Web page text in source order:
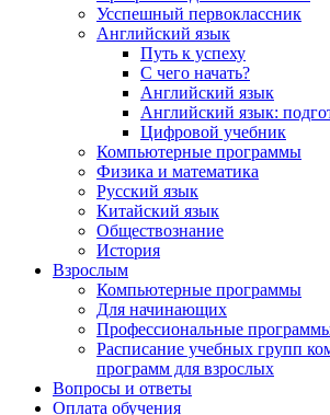
Усспешный первоклассник
Английский язык
Путь к успеху
С чего начать?
Английский язык
Английский язык:
Цифровой учебник
Компьютерные программы
Физика и математика
Русский язык
Китайский язык
Обществознание
История
Взрослым
Компьютерные программы
Для начинающих
Профессиональные
Расписание учебных групп
программ для взрослых
Вопросы и ответы
Оплата обучения